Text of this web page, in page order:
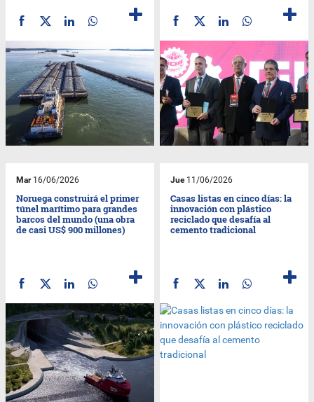
Mar16/06/2026
Noruega construirá el primer
túnel marítimo para grandes
barcos del mundo (una obra
de casi US$ 900 millones)
Jue11/06/2026
Casas listas en cinco días: la
innovación con plástico
reciclado que desafía al
cemento tradicional